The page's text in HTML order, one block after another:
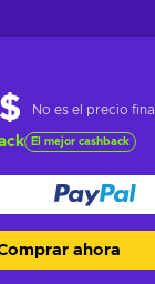
No es el precio final
El mejor cashback
ahora